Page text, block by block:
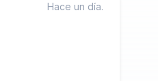
Hace un día.